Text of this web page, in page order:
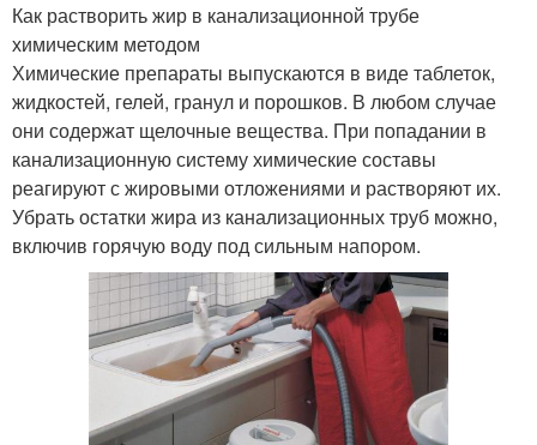
Как растворить жир в канализационной трубе
химическим методом
Химические препараты выпускаются в виде таблеток,
жидкостей, гелей, гранул и порошков. В любом случае
они содержат щелочные вещества. При попадании в
канализационную систему химические составы
реагируют с жировыми отложениями и растворяют их.
Убрать остатки жира из канализационных труб можно,
включив горячую воду под сильным напором.